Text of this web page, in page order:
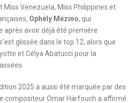
Venezuela, Miss Philippines et
Ophély Mézino, qui
après avoir déjà été première
glissée dans le top 12, alors que
et Célya Abatucci pour la
2025 a aussi été marquée par des
compositeur Omar Harfouch a affirmé